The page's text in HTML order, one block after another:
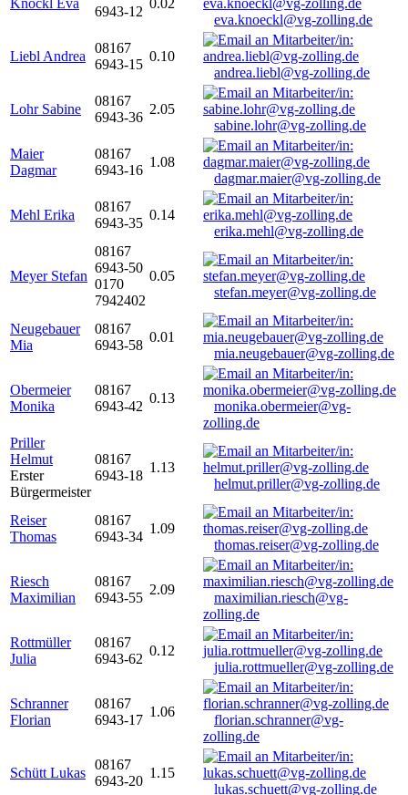
Knöckl Eva
6943-12
0.02
eva.knoeckl@vg-zolling.de
Liebl Andrea
08167
6943-15
0.10
andrea.liebl@vg-zolling.de
Lohr Sabine
08167
6943-36
2.05
sabine.lohr@vg-zolling.de
Maier
Dagmar
08167
6943-16
1.08
dagmar.maier@vg-zolling.de
Mehl Erika
08167
6943-35
0.14
erika.mehl@vg-zolling.de
Meyer Stefan
08167
6943-50
0170
7942402
0.05
stefan.meyer@vg-zolling.de
Neugebauer
Mia
08167
6943-58
0.01
mia.neugebauer@vg-zolling.de
Obermeier
Monika
08167
6943-42
0.13
monika.obermeier@vg-
zolling.de
Priller
Helmut
Erster
Bürgermeister
08167
6943-18
1.13
helmut.priller@vg-zolling.de
Reiser
Thomas
08167
6943-34
1.09
thomas.reiser@vg-zolling.de
Riesch
Maximilian
08167
6943-55
2.09
maximilian.riesch@vg-
zolling.de
Rottmüller
Julia
08167
6943-62
0.12
julia.rottmueller@vg-zolling.de
Schranner
Florian
08167
6943-17
1.06
florian.schranner@vg-
zolling.de
Schütt Lukas
08167
6943-20
1.15
lukas.schuett@vg-zolling.de